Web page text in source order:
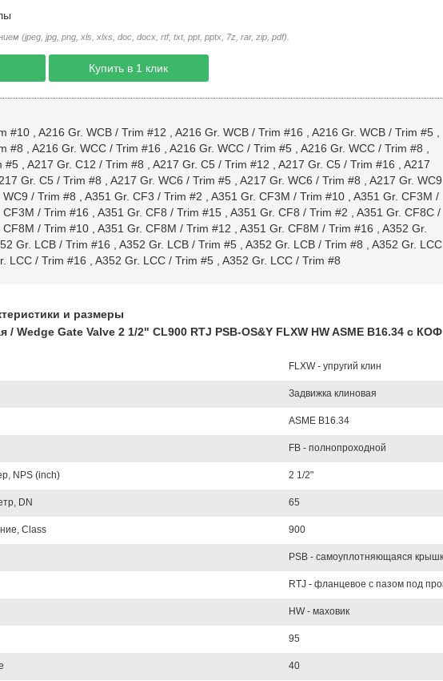
(jpeg, jpg, png, xls, xlxs, doc, docx, rtf, txt, ppt, pptx, 7z, rar, zip, pdf).
Купить в 1 клик
#10, A216 Gr. WCB / Trim #12 A216 Gr. WCB / Trim #16 A216 Gr. WCB / Trim #5,
#8
A216 Gr. WCC / Trim #16 A216 Gr. WCC / Trim #5, A216 Gr. WCC / Trim #8
#5, A217 Gr. C12 / Trim #8 A217 Gr. C5 / Trim #12 A217 Gr. C5 / Trim #16
A217
Gr. C5 / Trim #8 A217 Gr. WC6 / Trim #5, A217 Gr. WC6 / Trim #8
A217 Gr. WC9
WC9 / Trim #8 A351 Gr. CF3 / Trim #2 A351 Gr. CF3M / Trim #10, A351 Gr. CF3M /
CF3M / Trim #16 A351 Gr. CF8 / Trim #15, A351 Gr. CF8 / Trim #2
A351 Gr. CF8C /
CF8M / Trim #10, A351 Gr. CF8M / Trim #12 A351 Gr. CF8M / Trim #16
A352 Gr.
Gr. LCB / Trim #16 A352 Gr. LCB / Trim #5, A352 Gr. LCB / Trim #8
A352 Gr. LCC
LCC / Trim #16 A352 Gr. LCC / Trim #5, A352 Gr. LCC / Trim #8
и размеры
/ Wedge Gate Valve 2 1/2" CL900 RTJ PSB-OS&Y FLXW HW ASME B16.34 с КОФ
FLXW - упругий клин
Задвижка клиновая
ASME B16.34
FB - полнопроходной
NPS (inch) 2 1/2"
DN 65
Class 900
PSB - самоуплотняющаяся
RTJ - фланцевое с пазом под
HW - маховик
95
40